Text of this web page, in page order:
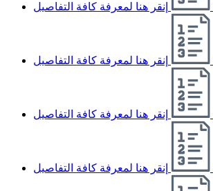
إنقر هنا لمعرفة كافة التفاصيل
إنقر هنا لمعرفة كافة التفاصيل
إنقر هنا لمعرفة كافة التفاصيل
إنقر هنا لمعرفة كافة التفاصيل